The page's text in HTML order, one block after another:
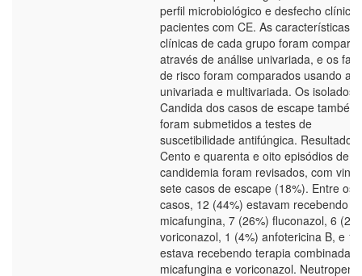
perfil microbiológico e desfecho clínico
pacientes com CE. As características
clínicas de cada grupo foram
através de análise univariada, e os
de risco foram comparados usando
univariada e multivariada. Os isolados
Candida dos casos de escape também
foram submetidos a testes de
suscetibilidade antifúngica. Resultados:
Cento e quarenta e oito episódios de
candidemia foram revisados, com
sete casos de escape (18%). Entre os
casos, 12 (44%) estavam recebendo
micafungina, 7 (26%) fluconazol, 6
voriconazol, 1 (4%) anfotericina B, e 1
estava recebendo terapia combinada
micafungina e voriconazol.